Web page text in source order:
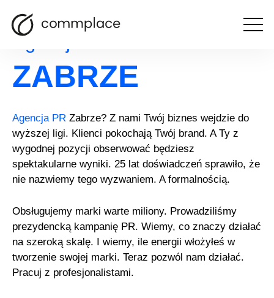
Agencja PR
ZABRZE
Agencja PR Zabrze? Z nami Twój biznes wejdzie do
wyższej ligi. Klienci pokochają Twój brand. A Ty z
wygodnej pozycji obserwować będziesz
spektakularne wyniki. 25 lat doświadczeń sprawiło, że
nie nazwiemy tego wyzwaniem. A formalnością.
Obsługujemy marki warte miliony. Prowadziliśmy
prezydencką kampanię PR. Wiemy, co znaczy działać
na szeroką skalę. I wiemy, ile energii włożyłeś w
tworzenie swojej marki. Teraz pozwól nam działać.
Pracuj z profesjonalistami.